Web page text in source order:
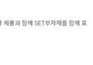
제품과 함께 SET부자재를 함께 포